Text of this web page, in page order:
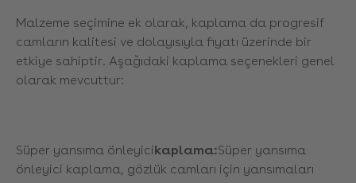
Malzeme seçimine ek olarak, kaplama da progresif
camların kalitesi ve dolayısıyla fiyatı üzerinde bir
etkiye sahiptir. Aşağıdaki kaplama seçenekleri genel
olarak mevcuttur:
Süper yansıma önleyicikaplama:Süper yansıma
önleyici kaplama, gözlük camları için yansımaları